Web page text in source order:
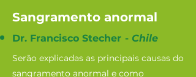
Sangramento anormal
Dr. Francisco Stecher - Chile
Serão explicadas as principais causas do
sangramento anormal e como